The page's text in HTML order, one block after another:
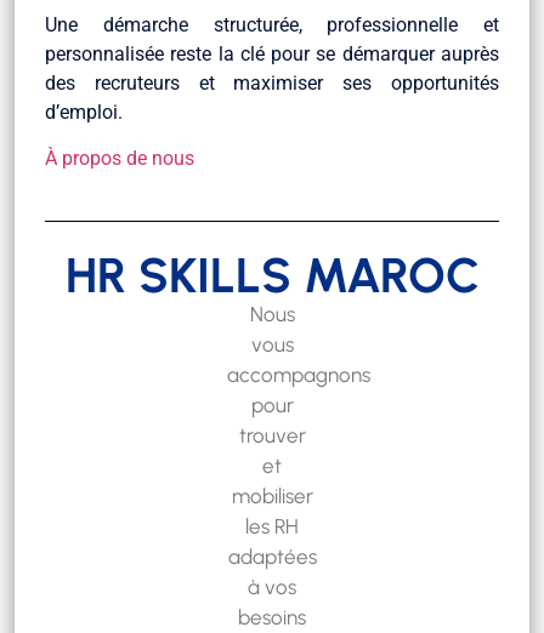
Une démarche structurée, professionnelle et
personnalisée reste la clé pour se démarquer auprès
des recruteurs et maximiser ses opportunités
d’emploi.
À propos de nous
HR SKILLS MAROC
Nous
vous
accompagnons
pour
trouver
et
mobiliser
les RH
adaptées
à vos
besoins